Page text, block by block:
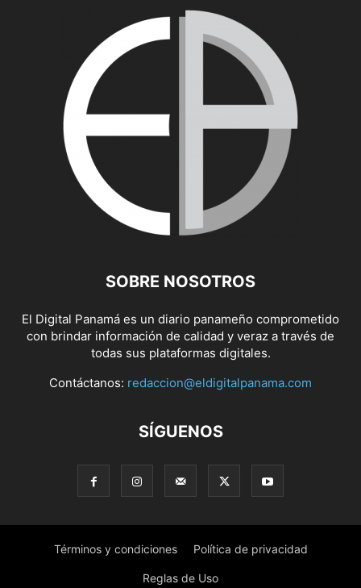
SOBRE NOSOTROS
El Digital Panamá es un diario panameño comprometido
con brindar información de calidad y veraz a través de
todas sus plataformas digitales.
Contáctanos: redaccion@eldigitalpanama.com
SÍGUENOS
Términos y condiciones Política de privacidad
Reglas de Uso